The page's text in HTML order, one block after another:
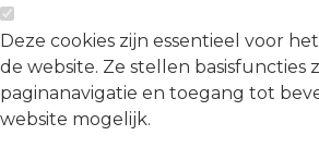
Deze cookies zijn essentieel voor
de website. Ze stellen basisfuncties
paginanavigatie en toegang tot
website mogelijk.